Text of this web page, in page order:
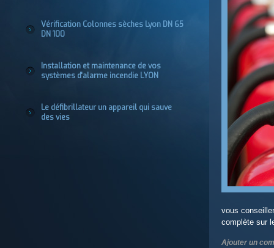
Vérification Colonnes sèches Lyon DN 65
DN 100
Installation et maintenance de vos
systèmes d'alarme incendie LYON
Le défibrillateur un appareil qui sauve
des vies
vous
complète sur
Ajouter un